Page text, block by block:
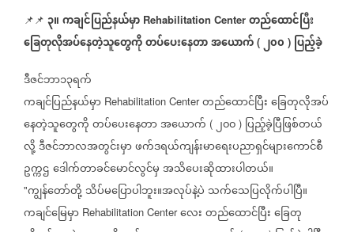
📌📌 ၃။ကချင်ပြည်နယ်မှာ Rehabilitation Center တည်ထောင်ပြီး
ခြေတုလိုအပ်နေတဲ့သူတွေကိုတပ်ပေးနေတာအယောက် ( ၂၀၀ ) ပြည့်ခဲ့
ဒီဇင်ဘာ၁၃ရက်
ကချင်ပြည်နယ်မှာ Rehabilitation Centerတည်ထောင်ပြီးခြေတုလိုအပ်
နေတဲ့သူတွေကိုတပ်ပေးနေတာအယောက် ( ၂၀၀ ) ပြည့်ခဲ့ပြီဖြစ်တယ်
လို့ဒီဇင်ဘာလအတွင်းမှာဖက်ဒရယ်ကျန်းမာရေးပညာရှင်များကောင်စီ
ဥက္ကဌဒေါက်တာခင်မောင်လွင်မှအသိပေးဆိုထားပါတယ်။
"ကျွန်တော်တို့သိပ်မပြောပါဘူး။အလုပ်နဲ့ပဲ သက်သေပြလိုက်ပါပြီ။
ကချင်မြေမှာ Rehabilitation Centerလေးတည်ထောင်ပြီးခြေတု